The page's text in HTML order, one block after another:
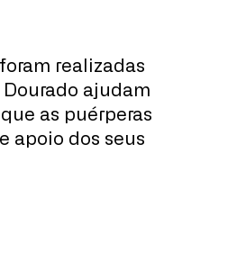
realizadas
Dourado ajudam
as puérperas
apoio dos seus